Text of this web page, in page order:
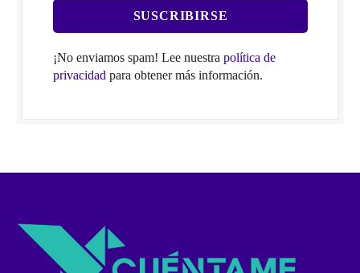
¡No enviamos spam! Lee nuestra política de
privacidad para obtener más información.